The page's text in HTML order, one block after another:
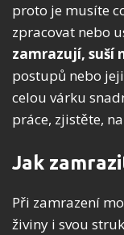
proto je musíte
zpracovat nebo
zamrazují, suší
postupů nebo
celou várku
práce, zjistěte,
Jak
Při zamrazení
živiny i svou